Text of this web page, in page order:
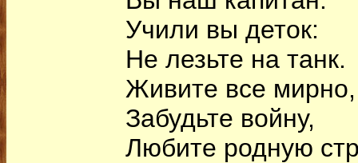
Учили вы деток:
Не лезьте на танк.
Живите все мирно,
Забудьте войну,
Любите родную